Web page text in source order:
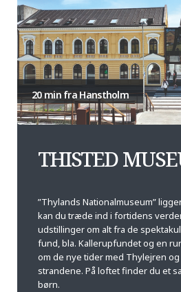
20 min fra Hanstholm
THISTED
”Thylands Nationalmuseum”
kan du træde ind i fortidens
udstillinger om alt fra de
fund, bla. Kallerupfundet og en
om de nye tider med Thylejren
strandene. På loftet finder du et
børn.